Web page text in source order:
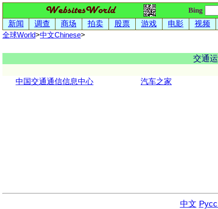
Bing
新闻 调查 商场 拍卖 股票 游戏 电影 视频
全球World>中文Chinese>
交通
中国交通通信信息中心 汽车之家
中文